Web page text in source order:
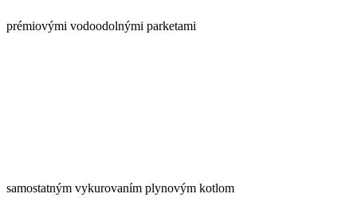
prémiovými vodoodolnými parketami
samostatným vykurovaním plynovým kotlom